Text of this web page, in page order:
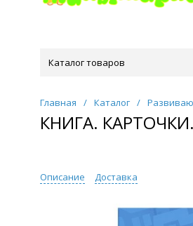
Каталог товаров
Главная / Каталог /
КНИГА.
Описание Доставка